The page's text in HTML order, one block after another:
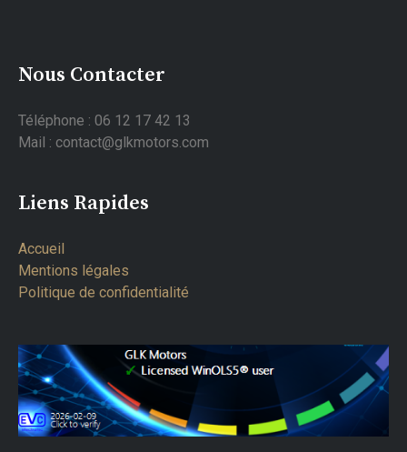
Nous Contacter
Téléphone : 06 12 17 42 13
Mail : contact@glkmotors.com
Liens Rapides
Accueil
Mentions légales
Politique de confidentialité